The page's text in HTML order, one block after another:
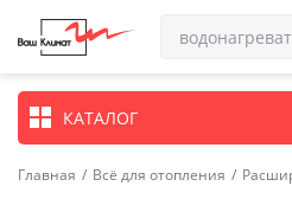
КАТАЛОГ
Главная / Всё для отопления /